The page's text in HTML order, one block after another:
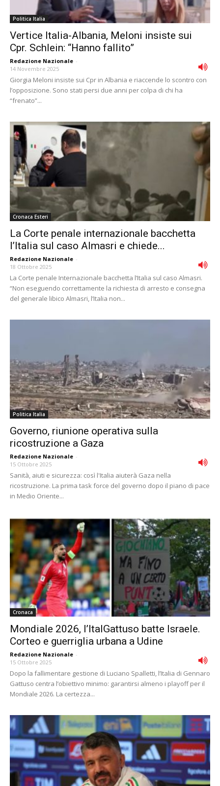
Politica Italia
Vertice Italia-Albania, Meloni insiste sui
Cpr. Schlein: “Hanno fallito”
Redazione Nazionale -
14 Novembre 2025
Giorgia Meloni insiste sui Cpr in Albania e riaccende lo scontro con
l’opposizione. Sono stati persi due anni per colpa di chi ha
“frenato”...
Cronaca Esteri
La Corte penale internazionale bacchetta
l’Italia sul caso Almasri e chiede...
Redazione Nazionale -
18 Ottobre 2025
La Corte penale Internazionale bacchetta l’Italia sul caso Almasri.
“Non eseguendo correttamente la richiesta di arresto e consegna
del generale libico Almasri, l’Italia non...
Politica Italia
Governo, riunione operativa sulla
ricostruzione a Gaza
Redazione Nazionale -
15 Ottobre 2025
Sanità, aiuti e sicurezza: così l'Italia aiuterà Gaza nella
ricostruzione. La prima task force del governo dopo il piano di pace
in Medio Oriente...
Cronaca
Mondiale 2026, l’ItalGattuso batte Israele.
Corteo e guerriglia urbana a Udine
Redazione Nazionale -
15 Ottobre 2025
Dopo la fallimentare gestione di Luciano Spalletti, l’Italia di Gennaro
Gattuso centra l’obiettivo minimo: garantirsi almeno i playoff per il
Mondiale 2026. La certezza...